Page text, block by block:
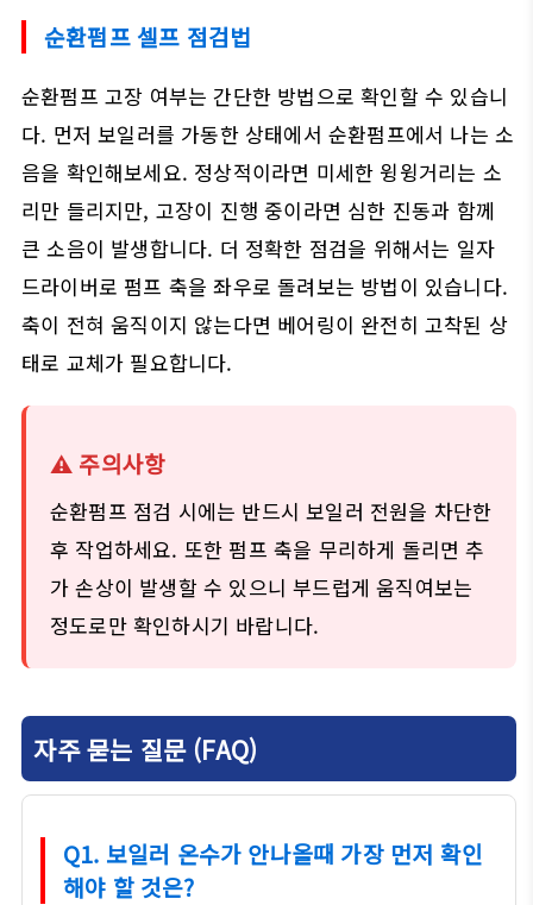
순환펌프 셀프 점검법
순환펌프 고장 여부는 간단한 방법으로 확인할 수 있습니
다. 먼저 보일러를 가동한 상태에서 순환펌프에서 나는 소
음을 확인해보세요. 정상적이라면 미세한 윙윙거리는 소
리만 들리지만, 고장이 진행 중이라면 심한 진동과 함께
큰 소음이 발생합니다. 더 정확한 점검을 위해서는 일자
드라이버로 펌프 축을 좌우로 돌려보는 방법이 있습니다.
축이 전혀 움직이지 않는다면 베어링이 완전히 고착된 상
태로 교체가 필요합니다.
⚠️ 주의사항
순환펌프 점검 시에는 반드시 보일러 전원을 차단한
후 작업하세요. 또한 펌프 축을 무리하게 돌리면 추
가 손상이 발생할 수 있으니 부드럽게 움직여보는
정도로만 확인하시기 바랍니다.
자주 묻는 질문 (FAQ)
Q1. 보일러 온수가 안나올때 가장 먼저 확인
해야 할 것은?